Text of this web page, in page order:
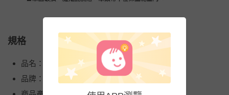
規格
品名：-8°降溫凍齡個人加大自動傘
品牌：Rainstory